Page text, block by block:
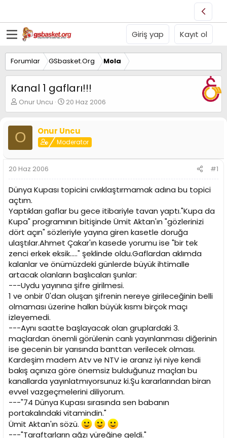
Giriş yap Kayıt ol
Forumlar GSbasket.Org Mola
Kanal 1 gafları!!!
K
o
u
B
a
ş
a
t
a
n
Onur Uncu
B
a
l
a
n
g
a
i
h
i
20 Haz 2006
O Onur Uncu
Moderator
20 Haz 2006 #1
Dünya Kupası topicini cıvıklaştırmamak adına bu topici
açtım.
Yaptıkları gaflar bu gece itibariyle tavan yaptı."Kupa da
Kupa" programının bitişinde Ümit Aktan'ın "gözlerinizi
dört açın" sözleriyle yayına giren kasetle doruğa
ulaştılar.Ahmet Çakar'ın kasede yorumu ise "bir tek
zenci erkek eksik....." şeklinde oldu.Gaflardan aklımda
kalanlar ve önümüzdeki günlerde büyük ihtimalle
artacak olanların başlıcaları şunlar:
---Uydu yayınına şifre girilmesi.
1 ve onbir 0'dan oluşan şifrenin nereye girileceğinin belli
olmaması üzerine halkın büyük kısmı birçok maçı
izleyemedi.
---Aynı saatte başlayacak olan gruplardaki 3.
maçlardan önemli görülenin canlı yayınlanması diğerinin
ise gecenin bir yarısında banttan verilecek olması.
Kardeşim madem Atv ve NTV ie aranız iyi niye kendi
bakış açınıza göre önemsiz bulduğunuz maçları bu
kanallarda yayınlatmıyorsunuz ki.Şu kararlarından biran
evvel vazgeçmelerini diliyorum.
---"74 Dünya Kupası sırasında sen babanın
portakalındaki vitamindin."
Ümit Aktan'ın sözü.
---"Taraftarların ağzı yüreğine geldi."